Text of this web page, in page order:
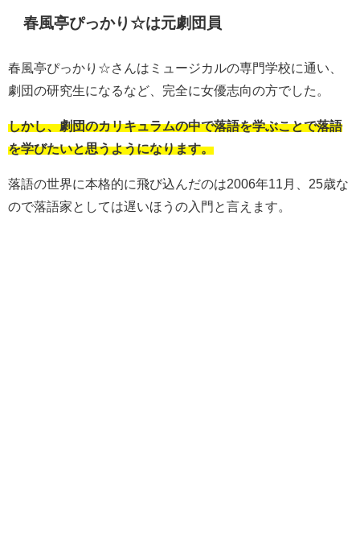
春風亭ぴっかり☆は元劇団員
春風亭ぴっかり☆さんはミュージカルの専門学校に通い、
劇団の研究生になるなど、完全に女優志向の方でした。
しかし、劇団のカリキュラムの中で落語を学ぶことで落語
を学びたいと思うようになります。
落語の世界に本格的に飛び込んだのは2006年11月、25歳な
ので落語家としては遅いほうの入門と言えます。